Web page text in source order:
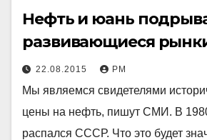
Нефть и юань
развивающиеся
22.08.2015 РМ
Мы являемся свидетелями
цены на нефть, пишут СМИ. В
распался СССР. Что это будет